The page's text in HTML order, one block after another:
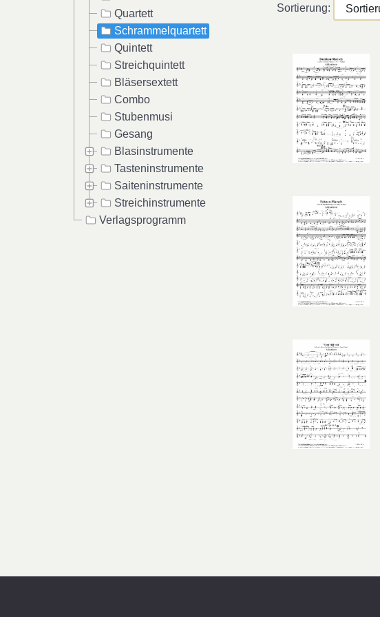
Quartett
Schrammelquartett
Quintett
Streichquintett
Bläsersextett
Combo
Stubenmusi
Gesang
Blasinstrumente
Tasteninstrumente
Saiteninstrumente
Streichinstrumente
Verlagsprogramm
Sortierung: